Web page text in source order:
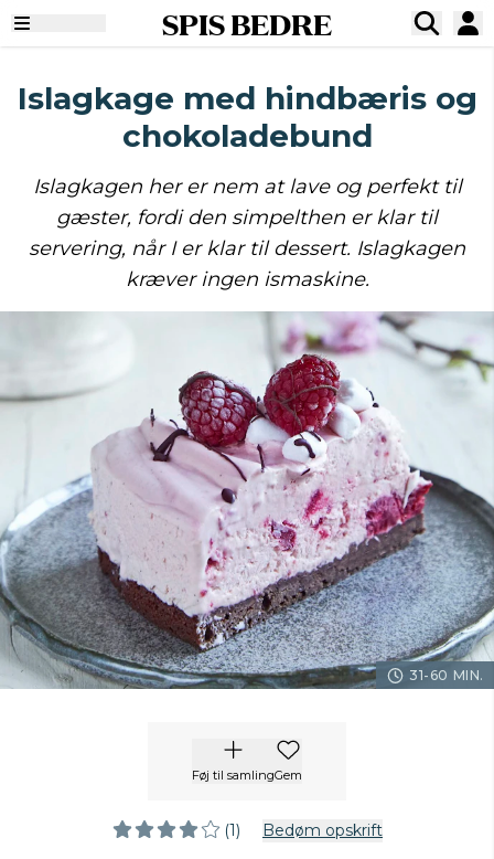
SPIS BEDRE
Islagkage med hindbæris og
chokoladebund
Islagkagen her er nem at lave og perfekt til
gæster, fordi den simpelthen er klar til
servering, når I er klar til dessert. Islagkagen
kræver ingen ismaskine.
31-60 MIN.
Føj til samlingGem
(1) Bedøm opskrift